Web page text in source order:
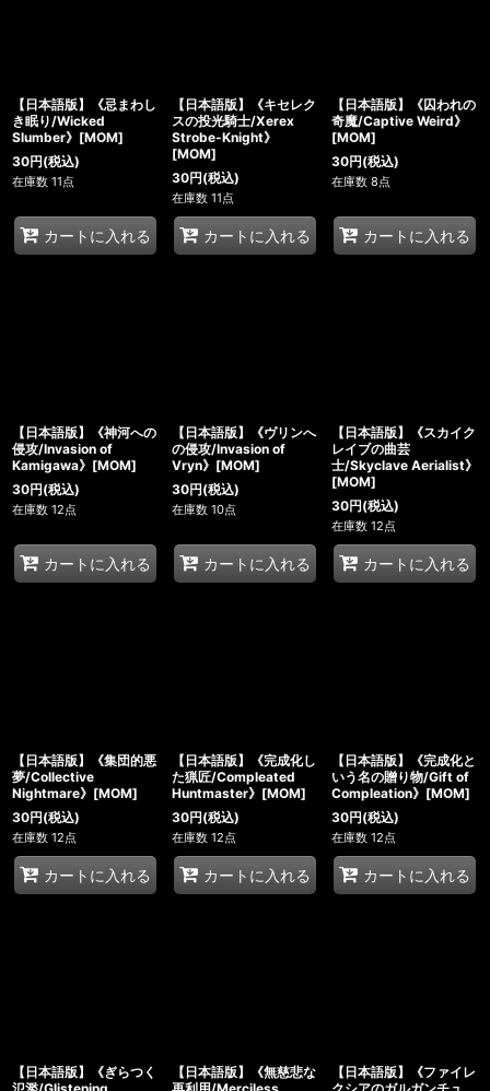
【日本語版】《忌まわし
き眠り/Wicked
Slumber》[MOM]
30円(税込)
在庫数 11点
カートに入れる
【日本語版】《キセレク
スの投光騎士/Xerex
Strobe-Knight》
[MOM]
30円(税込)
在庫数 11点
カートに入れる
【日本語版】《囚われの
奇魔/Captive Weird》
[MOM]
30円(税込)
在庫数 8点
カートに入れる
【日本語版】《神河への
侵攻/Invasion of
Kamigawa》[MOM]
30円(税込)
在庫数 12点
カートに入れる
【日本語版】《ヴリンへ
の侵攻/Invasion of
Vryn》[MOM]
30円(税込)
在庫数 10点
カートに入れる
【日本語版】《スカイク
レイブの曲芸
士/Skyclave Aerialist》
[MOM]
30円(税込)
在庫数 12点
カートに入れる
【日本語版】《集団的悪
夢/Collective
Nightmare》[MOM]
30円(税込)
在庫数 12点
カートに入れる
【日本語版】《完成化し
た猟匠/Compleated
Huntmaster》[MOM]
30円(税込)
在庫数 12点
カートに入れる
【日本語版】《完成化と
いう名の贈り物/Gift of
Compleation》[MOM]
30円(税込)
在庫数 12点
カートに入れる
【日本語版】《ぎらつく
【日本語版】《無慈悲な
【日本語版】《ファイレ